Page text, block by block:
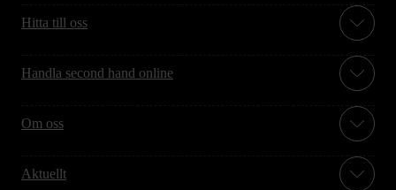
Hitta till oss
Handla second hand online
Om oss
Aktuellt